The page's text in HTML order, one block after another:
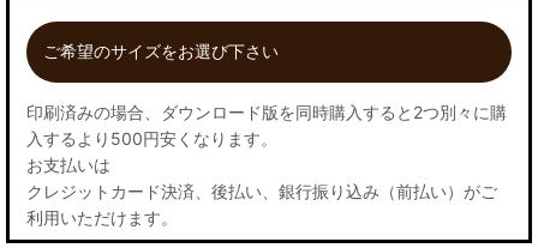
ご希望のサイズをお選び下さい
印刷済みの場合、ダウンロード版を同時購入すると2つ別々に購
入するより500円安くなります。
お支払いは
クレジットカード決済、後払い、銀行振り込み（前払い）がご
利用いただけます。